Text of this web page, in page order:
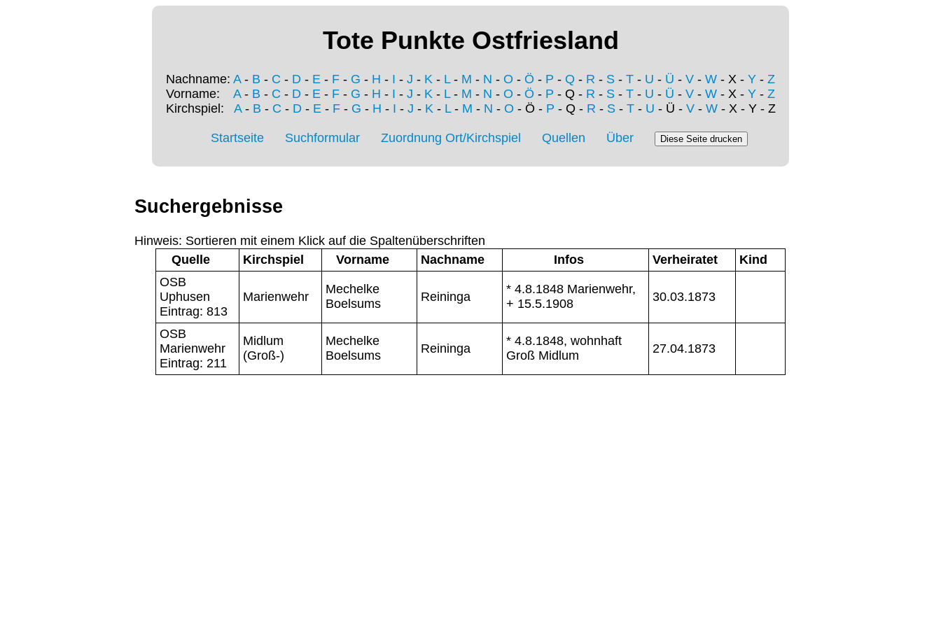
Tote Punkte Ostfriesland
Nachname: A- B - C - D - E - F - G - H - I - J - K - L- M - N - O - Ö - P - Q - R - S - T - U - Ü - V - W - X - Y - Z
Vorname: A- B - C - D - E - F - G - H - I - J - K - L- M - N - O - Ö - P - Q - R - S - T - U - Ü - V - W - X - Y - Z
Kirchspiel: A- B - C - D- E- F- G - H - I - J - K- L- M - N - O - Ö - P - Q - R - S- T- U - Ü - V- W- X - Y - Z
Startseite Suchformular Zuordnung Ort/Kirchspiel Quellen Über
Suchergebnisse
Hinweis: Sortieren mit einem Klick auf die Spaltenüberschriften
Quelle
Kirchspiel Vorname Nachname Infos Verheiratet
Kind
OSB
Uphusen
Eintrag: 813
Marienwehr
Mechelke
Boelsums
Reininga
* 4.8.1848 Marienwehr,
+ 15.5.1908
30.03.1873
OSB
Marienwehr
Eintrag: 211
Midlum
(Groß-)
Mechelke
Boelsums
Reininga
* 4.8.1848, wohnhaft
Groß Midlum
27.04.1873